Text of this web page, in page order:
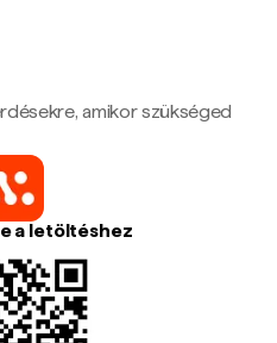
amikor szükséged
a letöltéshez